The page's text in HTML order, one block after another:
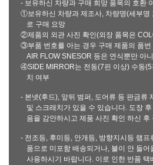
- 보유하신 차량과 구매 희망 품목의 호환
①보유하신 차량과 제조사, 차량명(세부명
로 구매 요망
②제품의 외관 사진 확인(외장 품목은
③부품 번호를 아는 경우 구매 제품의 품
AIR FLOW SNESOR 등은 연식뿐만 아
④SIDE MIRROR는 전동(7핀 이상) 수동(5
치 여부
- 본넷(후드), 앞뒤 범퍼, 도어류 등 판금류
및 스크래치가 있을 수 있습니다. 도장
음을 감안하시고 제품 사진 확인 하신
- 전조등, 후미등, 안개등, 방향지시등 램
품으로 미포함 배송되거나, 불이 안 들어
사용하시기 바랍니다. 이로 인한 반품